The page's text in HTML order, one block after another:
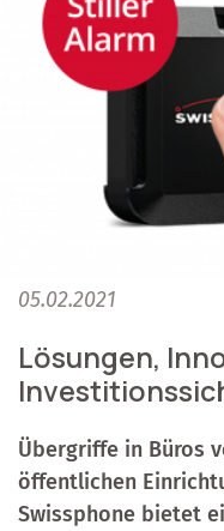
05.02.2021
Lösungen,
Übergriffe in Büros
öffentlichen
Swissphone bietet